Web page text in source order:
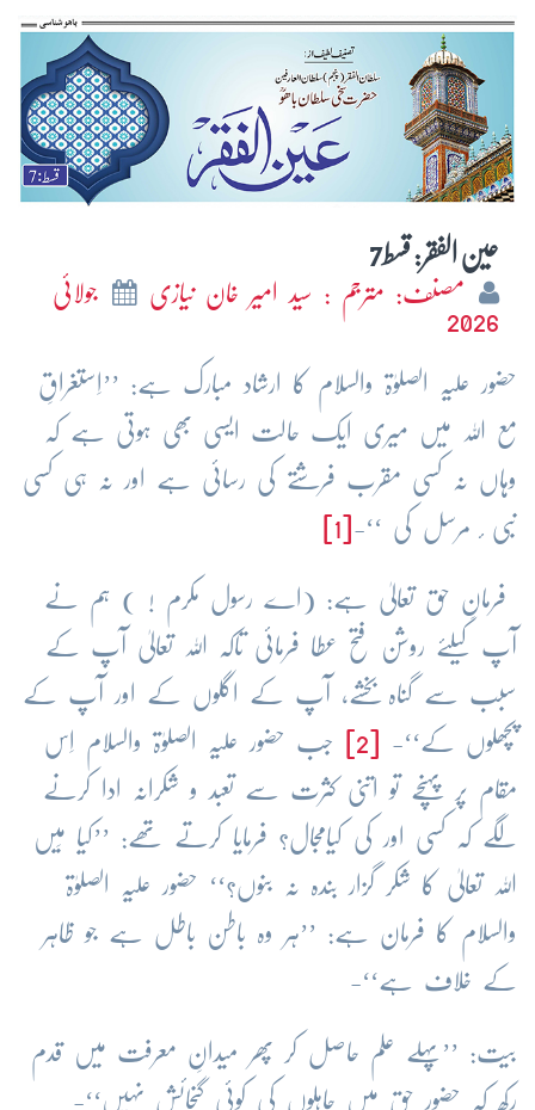
عین الفقر: قسط7
مصنف: مترجم : سید امیر خان نیازی
جولائی
2026
حضور علیہ الصلوٰۃ والسلام کا ارشاد مبارک ہے: ’’اِستغراقِ
مع اللہ میں میری ایک حالت ایسی بھی ہوتی ہے کہ
وہاں نہ کسی مقرب فرشتے کی رسائی ہے اور نہ ہی کسی
نبی ٔ مرسل کی ‘‘-
فرمانِ حق تعالیٰ ہے: (اے رسول مکرم ! ) ہم نے
آپ کیلئے روشن فتح عطا فرمائی تاکہ اللہ تعالیٰ آپ کے
سبب سے گناہ بخشے، آپ کے اگلوں کے اور آپ کے
پچھلوں کے‘‘- جب حضور علیہ الصلوٰۃ والسلام اِس
مقام پر پہنچے تو اتنی کثرت سے تعبد و شکرانہ ادا کرنے
لگے کہ کسی اور کی کیامجال؟ فرمایا کرتے تھے: ’’کیا مَیں
اللہ تعالیٰ کا شکر گزار بندہ نہ بنوں؟‘‘ حضور علیہ الصلوٰۃ
والسلام کا فرمان ہے: ’’ہر وہ باطن باطل ہے جو ظاہر
کے خلاف ہے‘‘-
بیت: ’’پہلے علم حاصل کر پھر میدانِ معرفت میں قدم
رکھ کہ حضورِ حق میں جاہلوں کی کوئی گنجائش نہیں‘‘-